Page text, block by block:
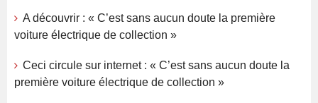
A découvrir : « C’est sans aucun doute la première
voiture électrique de collection »
Ceci circule sur internet : « C’est sans aucun doute la
première voiture électrique de collection »